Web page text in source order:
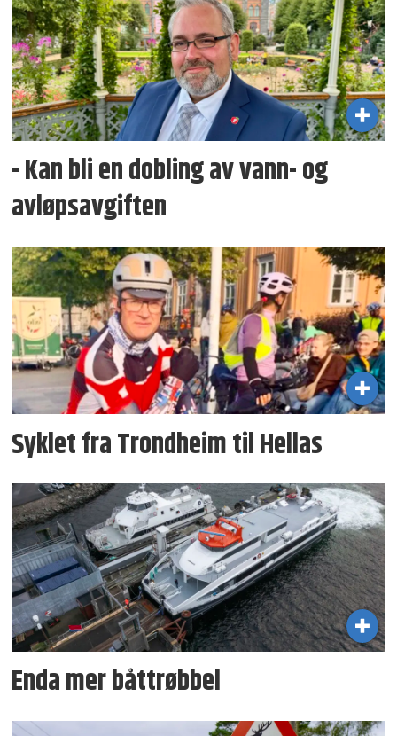
- Kan bli en dobling av vann- og
avløpsavgiften
Syklet fra Trondheim til Hellas
Enda mer båttrøbbel